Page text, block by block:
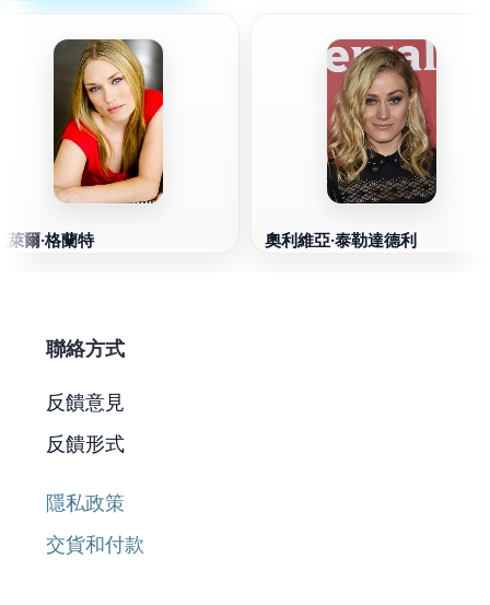
萊爾·格蘭特 奧利維亞·泰勒達德利
聯絡方式
反饋意見
反饋形式
隱私政策
交貨和付款